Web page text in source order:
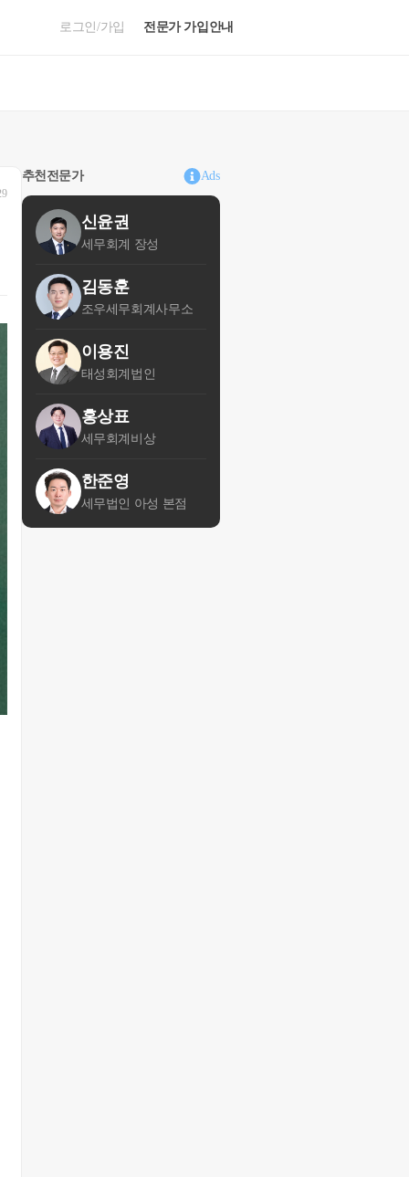
로그인/가입 전문가 가입안내
추천전문가 Ads
신윤권
세무회계 장성
김동훈
조우세무회계사무소
이용진
태성회계법인
홍상표
세무회계비상
한준영
세무법인 아성 본점